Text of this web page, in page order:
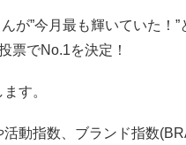
が”今月最も輝いていた！”
票でNo.1を決定！
す。
動指数、ブランド指数